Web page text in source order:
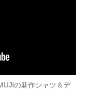
の新作シャツ＆デ